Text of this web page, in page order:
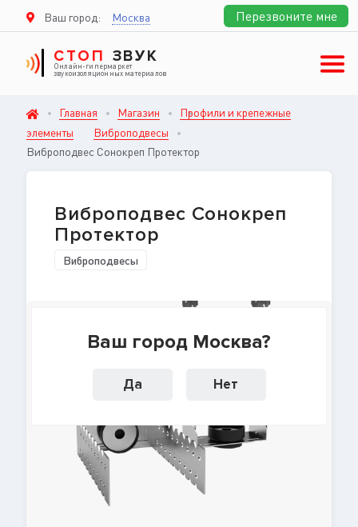
Ваш город: Москва
Ваш город Москва?
Да Нет
СТОП ЗВУК
Онлайн-гипермаркет
звукоизоляционных материалов
Перезвоните мне
Главная Магазин
Профили и крепежные
элементы
Виброподвесы
Виброподвес Сонокреп Протектор
Виброподвес Сонокреп
Протектор
Виброподвесы